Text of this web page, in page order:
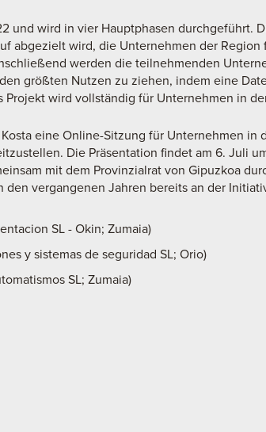
und wird in vier Hauptphasen durchgeführt.
abgezielt wird, die Unternehmen der
werden die teilnehmenden
größten Nutzen zu ziehen, indem eine
Projekt wird vollständig für Unternehmen in
eine Online-Sitzung für Unternehmen in
Die Präsentation findet am 6. Juli
mit dem Provinzialrat von Gipuzkoa
den vergangenen Jahren bereits an der
SL - Okin; Zumaia)
y sistemas de seguridad SL; Orio)
SL; Zumaia)